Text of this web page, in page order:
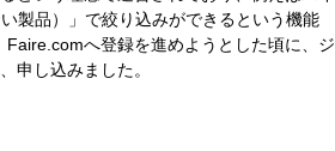
製品）」で絞り込みができるという機能
へ登録を進めようとした頃に、ジ
申し込みました。